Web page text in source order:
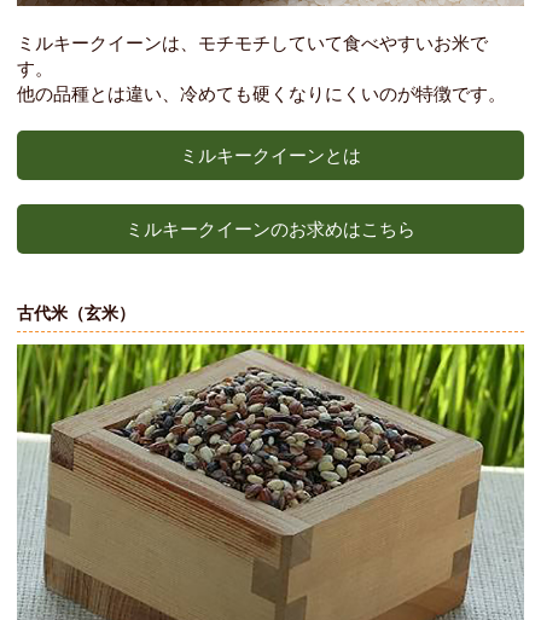
ミルキークイーンは、モチモチしていて食べやすいお米で
す。
他の品種とは違い、冷めても硬くなりにくいのが特徴です。
ミルキークイーンとは
ミルキークイーンのお求めはこちら
古代米（玄米）